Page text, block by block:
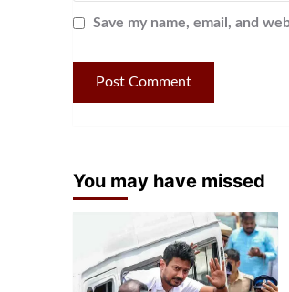
Save my name, email, and
You may have missed